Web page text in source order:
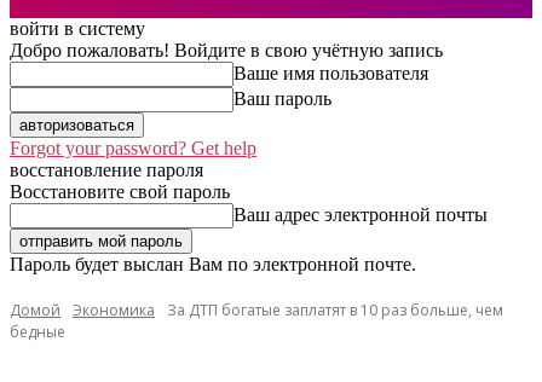
войти в систему
Добро пожаловать! Войдите в свою учётную запись
Ваше имя пользователя
Ваш пароль
Forgot your password? Get help
восстановление пароля
Восстановите свой пароль
Ваш адрес электронной почты
Пароль будет выслан Вам по электронной почте.
Домой Экономика
За ДТП богатые заплатят в 10 раз больше, чем
бедные